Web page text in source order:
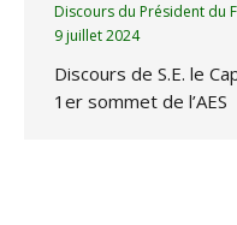
Discours du Président du
9 juillet 2024
Discours de S.E. le
1er sommet de l’AES